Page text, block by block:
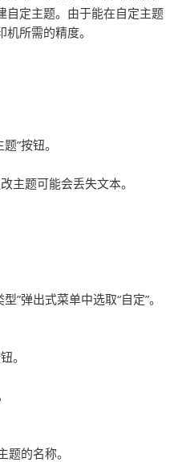
自定主题。由于能在自定主题
所需的精度。
”按钮。
主题可能会丢失文本。
”弹出式菜单中选取“自定”。
。
题的名称。